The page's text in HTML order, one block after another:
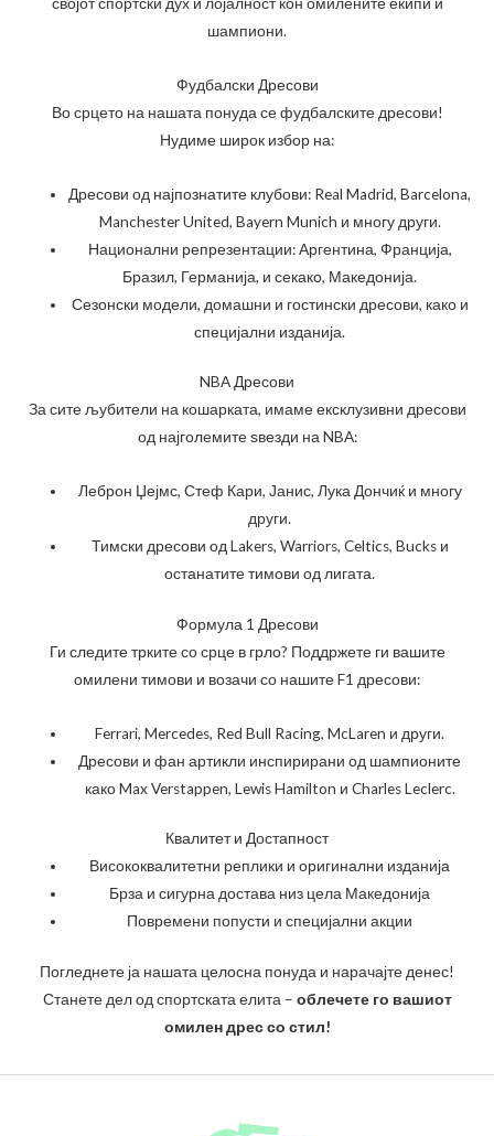
шампиони.
Фудбалски Дресови
Во срцето на нашата понуда се фудбалските дресови!
Нудиме широк избор на:
Дресови од најпознатите клубови: Real Madrid, Barcelona,
Manchester United, Bayern Munich и многу други.
Национални репрезентации: Аргентина, Франција,
Бразил, Германија, и секако, Македонија.
Сезонски модели, домашни и гостински дресови, како и
специјални изданија.
NBA Дресови
За сите љубители на кошарката, имаме ексклузивни дресови
од најголемите ѕвезди на NBA:
Леброн Џејмс, Стеф Кари, Јанис, Лука Дончиќ и многу
други.
Тимски дресови од Lakers, Warriors, Celtics, Bucks и
останатите тимови од лигата.
Формула 1 Дресови
Ги следите трките со срце в грло? Поддржете ги вашите
омилени тимови и возачи со нашите F1 дресови:
Ferrari, Mercedes, Red Bull Racing, McLaren и други.
Дресови и фан артикли инспирирани од шампионите
како Max Verstappen, Lewis Hamilton и Charles Leclerc.
Квалитет и Достапност
Висококвалитетни реплики и оригинални изданија
Брза и сигурна достава низ цела Македонија
Повремени попусти и специјални акции
Погледнете ја нашата целосна понуда и нарачајте денес!
Станете дел од спортската елита – облечете го вашиот
омилен дрес со стил!